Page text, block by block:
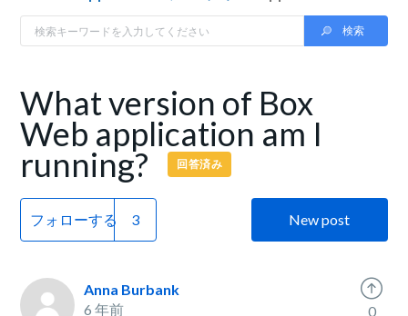
What version of Box
Web application am I
running? 回答済み
フォローする New post
Anna Burbank
6 年前
0